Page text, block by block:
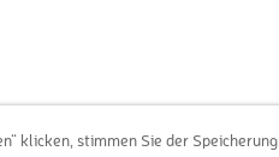
klicken, stimmen Sie der Speicherung